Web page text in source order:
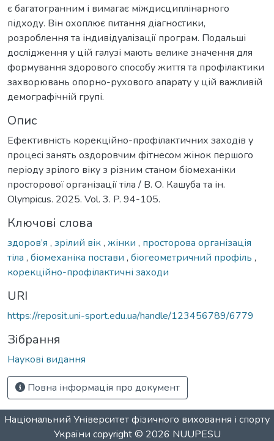
є багатогранним і вимагає міждисциплінарного
підходу. Він охоплює питання діагностики,
розроблення та індивідуалізації програм. Подальші
дослідження у цій галузі мають велике значення для
формування здорового способу життя та профілактики
захворювань опорно-рухового апарату у цій важливій
демографічній групі.
Опис
Ефективність корекційно-профілактичних заходів у
процесі занять оздоровчим фітнесом жінок першого
періоду зрілого віку з різним станом біомеханіки
просторової організації тіла / В. О. Кашуба та ін.
Olympicus. 2025. Vol. 3. P. 94-105.
Ключові слова
здоров’я , зрілий вік, жінки , просторова організація
тіла , біомеханіка постави , біогеометричний профіль ,
корекційно-профілактичні заходи
URI
https://reposit.uni-sport.edu.ua/handle/123456789/6779
Зібрання
Наукові видання
Повна інформація про документ
Національний Університет фізичного виховання і спорту
України copyright © 2026 NUUPESU